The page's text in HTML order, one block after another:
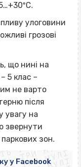
улоговини
грозові
що нині на
5 клас –
не варто
після
увагу на
звернути
паркових зон.
ТРИ НУЛІ
ТРИ НУЛІ
ТРИ НУЛІ
у Facebook